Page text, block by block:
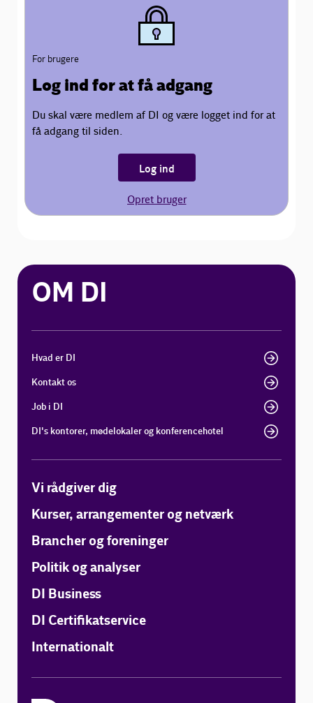
For brugere
Log ind for at få adgang
Du skal være medlem af DI og være logget ind for at
få adgang til siden.
Log ind
Opret bruger
OM DI
Hvad er DI
Kontakt os
Job i DI
DI's kontorer, mødelokaler og konferencehotel
Vi rådgiver dig
Kurser, arrangementer og netværk
Brancher og foreninger
Politik og analyser
DI Business
DI Certifikatservice
Internationalt